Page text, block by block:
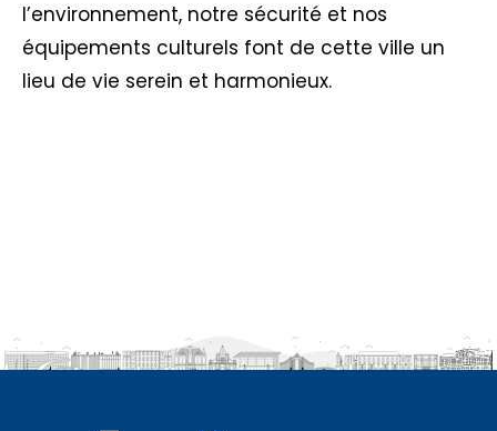
l’environnement, notre sécurité et nos
équipements culturels font de cette ville un
lieu de vie serein et harmonieux.